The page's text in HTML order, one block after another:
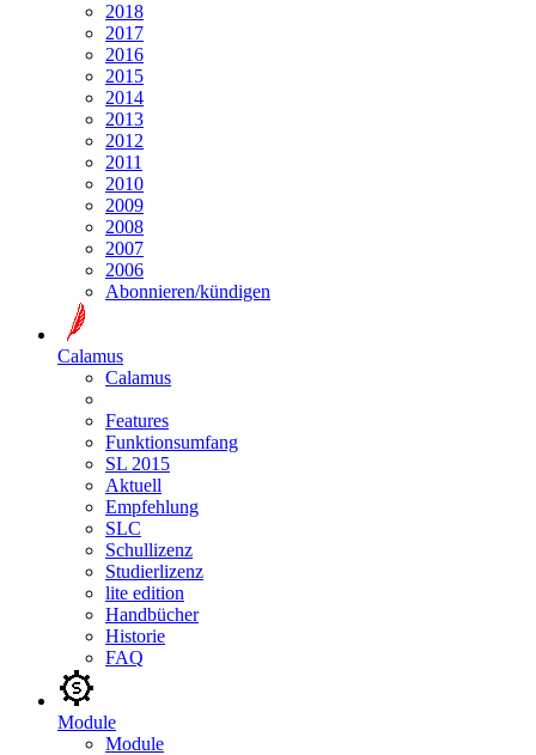
2018
2017
2016
2015
2014
2013
2012
2011
2010
2009
2008
2007
2006
Abonnieren/kündigen
Calamus
Calamus
Features
Funktionsumfang
SL 2015
Aktuell
Empfehlung
SLC
Schullizenz
Studierlizenz
lite edition
Handbücher
Historie
FAQ
Module
Module